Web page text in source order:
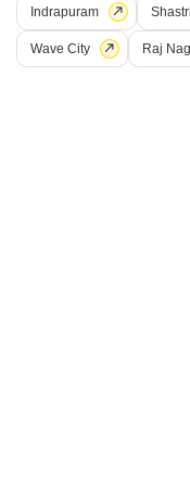
नेहरू नगर दो, ग़ाज़ियाबाद
₹ 1.8 Cr
Indrapuram
Wave City Raj